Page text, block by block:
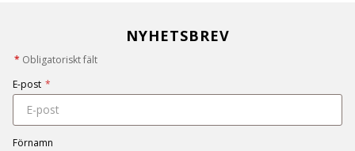
NYHETSBREV
* Obligatoriskt fält
E-post *
Förnamn